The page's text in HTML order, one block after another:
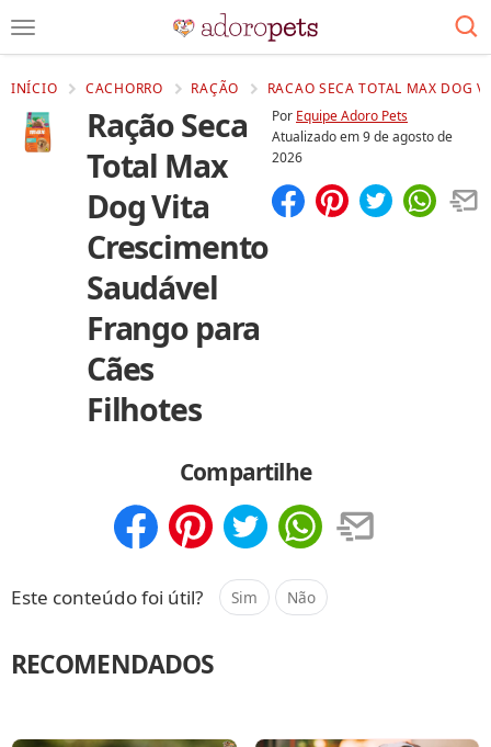
INÍCIO CACHORRO RAÇÃO RACAO SECA TOTAL MAX DOG
Ração Seca
Total Max
Dog Vita
Crescimento
Saudável
Frango para
Cães
Filhotes
Por Equipe Adoro Pets
Atualizado em9 de agosto de
2026
Compartilhe
Este conteúdo foi útil? Sim Não
RECOMENDADOS